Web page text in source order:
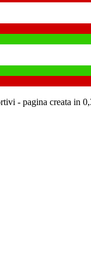
- pagina creata in